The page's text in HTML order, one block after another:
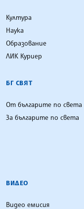
Култура
Наука
Образование
ЛИК Куриер
БГ СВЯТ
От българите по света
За българите по света
ВИДЕО
Видео емисия